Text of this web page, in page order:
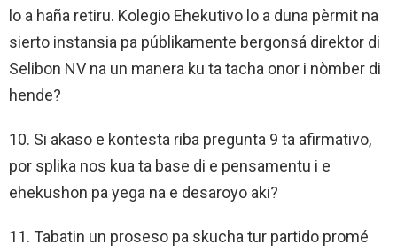
lo a haña retiru. Kolegio Ehekutivo lo a duna pèrmit na
sierto instansia pa públikamente bergonsá direktor di
Selibon NV na un manera ku ta tacha onor i nòmber di
hende?
10. Si akaso e kontesta riba pregunta 9 ta afirmativo,
por splika nos kua ta base di e pensamentu i e
ehekushon pa yega na e desaroyo aki?
11. Tabatin un proseso pa skucha tur partido promé